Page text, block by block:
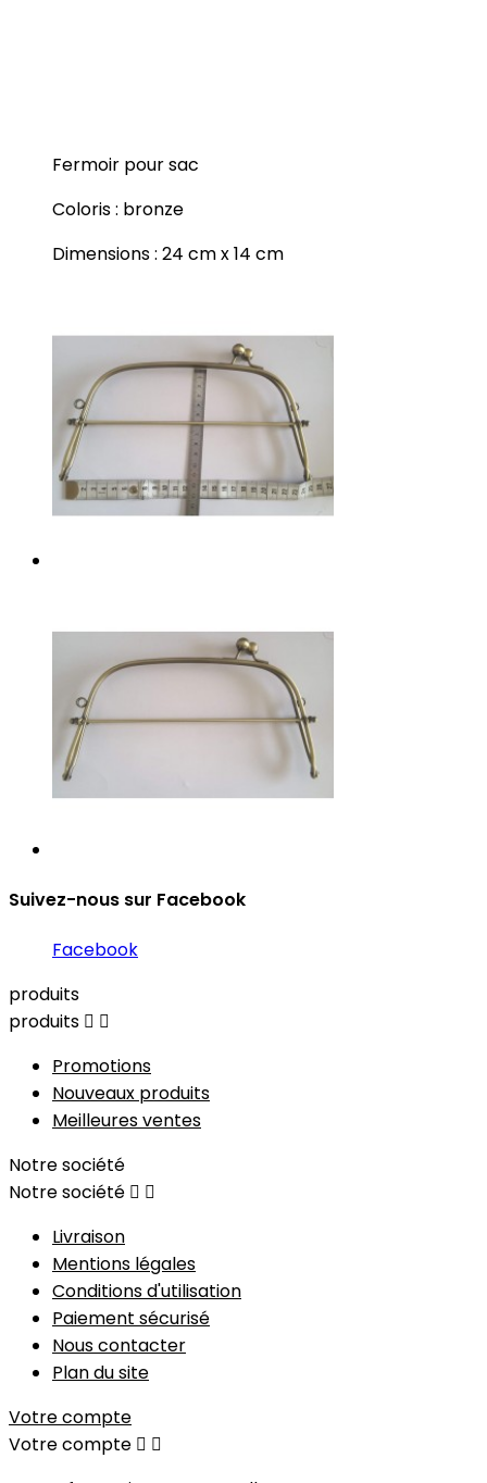
Fermoir pour sac
Coloris : bronze
Dimensions : 24 cm x 14 cm
Suivez-nous sur Facebook
Facebook
produits
produits  
Promotions
Nouveaux produits
Meilleures ventes
Notre société
Notre société  
Livraison
Mentions légales
Conditions d'utilisation
Paiement sécurisé
Nous contacter
Plan du site
Votre compte
Votre compte  